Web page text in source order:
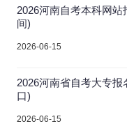
2026河南自考本科网站
间)
2026-06-15
2026河南省自考大专报
口)
2026-06-15